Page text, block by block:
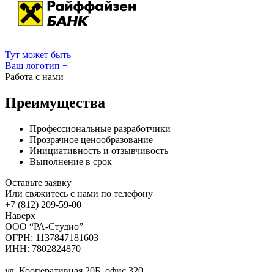
Тут может быть
Ваш логотип +
Работа с нами
Преимущества
Профессиональные разработчики
Прозрачное ценообразование
Инициативность и отзывчивость
Выполнение в срок
Оставьте заявку
Или свяжитесь с нами по телефону
+7 (812) 209-59-00
Наверх
ООО “РА-Студио”
ОГРН: 1137847181603
ИНН: 7802824870